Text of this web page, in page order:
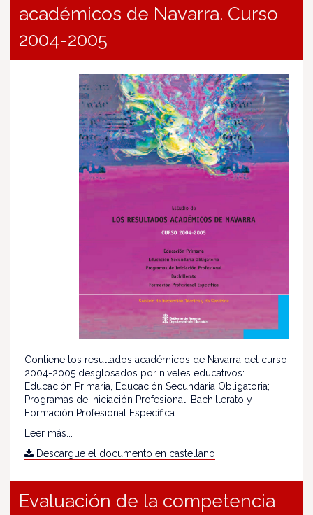
académicos de Navarra. Curso
2004-2005
Contiene los resultados académicos de Navarra del curso
2004-2005 desglosados por niveles educativos:
Educación Primaria, Educación Secundaria Obligatoria;
Programas de Iniciación Profesional; Bachillerato y
Formación Profesional Específica.
Leer más...
Descargue el documento en castellano
Evaluación de la competencia